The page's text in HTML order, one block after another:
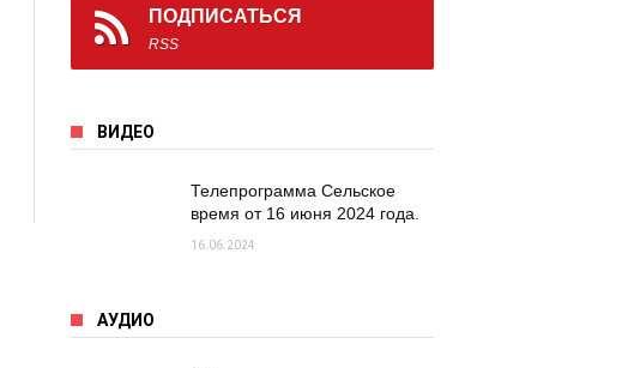
ПОДПИСАТЬСЯ
RSS
ВИДЕО
Телепрограмма Сельское
время от 16 июня 2024 года.
16.06.2024
АУДИО